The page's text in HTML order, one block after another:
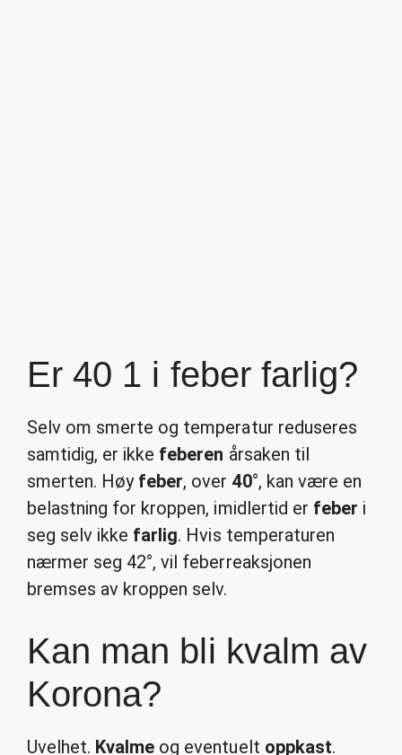
Er 40 1 i feber farlig?
Selv om smerte og temperatur reduseres
samtidig, er ikke feberen årsaken til
smerten. Høy feber, over 40°, kan være en
belastning for kroppen, imidlertid er feber i
seg selv ikke farlig. Hvis temperaturen
nærmer seg 42°, vil feberreaksjonen
bremses av kroppen selv.
Kan man bli kvalm av
Korona?
Uvelhet. Kvalme og eventuelt oppkast.